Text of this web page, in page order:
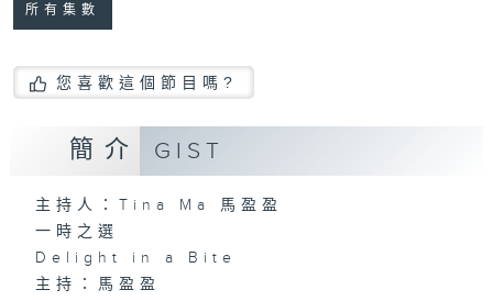
所有集數
您喜歡這個節目嗎?
簡介 GIST
主持人：Tina Ma 馬盈盈
一時之選
Delight in a Bite
主持：馬盈盈